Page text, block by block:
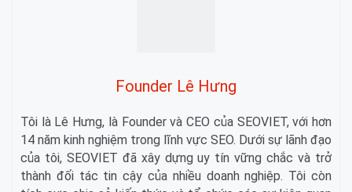
Founder Lê Hưng
Tôi là Lê Hưng, là Founder và CEO của SEOVIET, với hơn
14 năm kinh nghiệm trong lĩnh vực SEO. Dưới sự lãnh đạo
của tôi, SEOVIET đã xây dựng uy tín vững chắc và trở
thành đối tác tin cậy của nhiều doanh nghiệp. Tôi còn